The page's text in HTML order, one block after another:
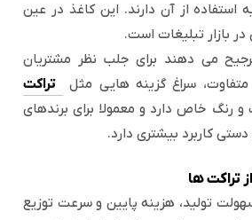
استفاده از آن دارند. این کاغذ در عین
در بازار تبلیغات است.
می دهند برای جلب نظر مشتریان
سراغ گزینه هایی مثل
تراکت
و رنگ خاص دارد و معمولا برای برندهای
کاربرد بیشتری دارد.
تراکت ها
تولید، هزینه پایین و سرعت توزیع